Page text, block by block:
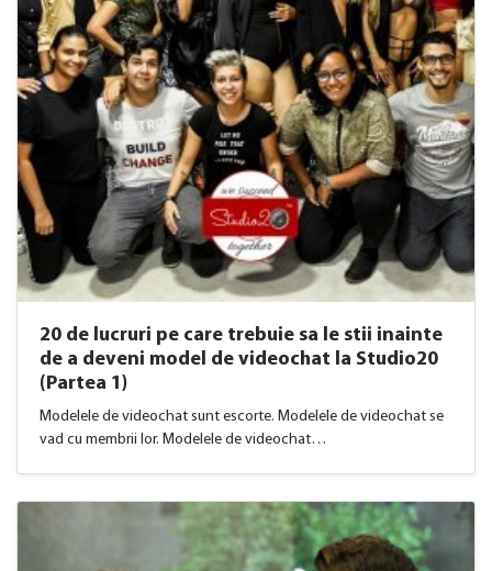
20 de lucruri pe care trebuie sa le stii inainte
de a deveni model de videochat la Studio20
(Partea 1)
Modelele de videochat sunt escorte. Modelele de videochat se
vad cu membrii lor. Modelele de videochat…